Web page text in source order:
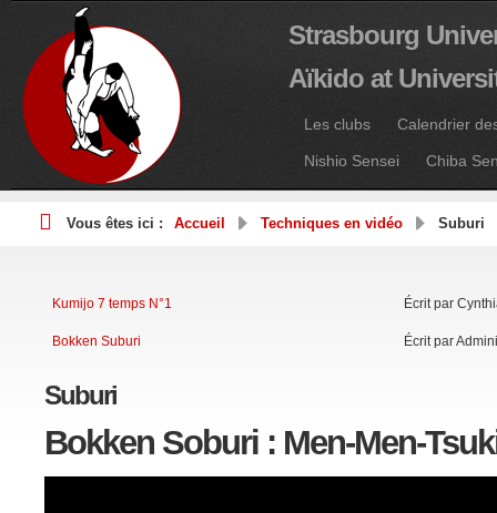
Strasbourg
Aïkido at
Les clubs Calendrier
Nishio Sensei Chiba
Vous êtes ici : Accueil Techniques en vidéo Suburi
Kumijo 7 temps N°1 Écrit par
Bokken Suburi Écrit par
Suburi
Bokken Soburi : Men-Men-